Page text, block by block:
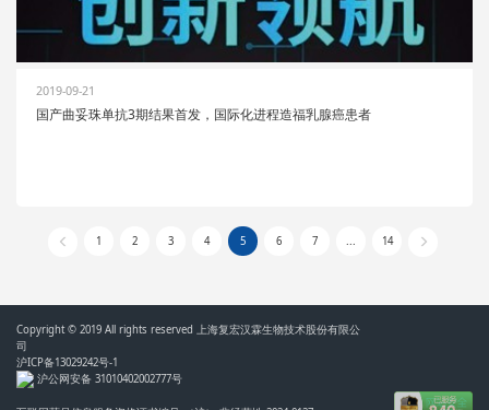
2019-09-21
国产曲妥珠单抗3期结果首发，国际化进程造福乳腺癌患者
1 2 3 4 5 6 7 ... 14
Copyright © 2019 All rights reserved 上海复宏汉霖生物技术股份有限公
司
沪ICP备13029242号-1
沪公网安备 31010402002777号